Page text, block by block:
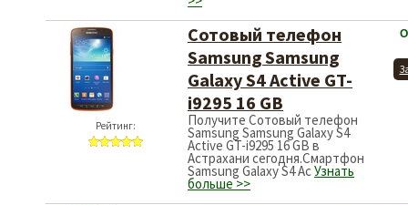
Рейтинг:
Сотовый телефон
Samsung Samsung
Galaxy S4 Active GT-
i9295 16 GB
Получите Сотовый телефон
Samsung Samsung Galaxy S4
Active GT-i9295 16 GB в
Астрахани сегодня.Смартфон
Samsung Galaxy S4 AcУзнать
больше >>